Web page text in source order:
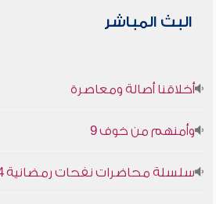
البث المباشر
أخلاقنا أصالة ومعاصرة
وأمنهم من خوف 9
سلسلة محاضرات نفحات رمضانية 1444هـ